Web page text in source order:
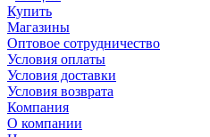
Купить
Магазины
Оптовое сотрудничество
Условия оплаты
Условия доставки
Условия возврата
Компания
О компании